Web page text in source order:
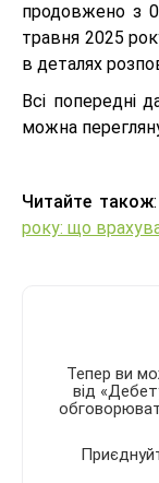
продовжено з
травня 2025
в деталях
Всі попередні
можна
Читайте також:
року: що
Тепер ви
від